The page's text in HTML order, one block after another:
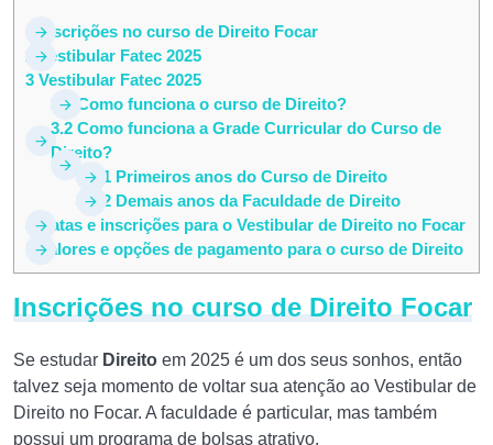
Inscrições no curso de Direito Focar
2 Vestibular Fatec 2025
3 Vestibular Fatec 2025
3.1 Como funciona o curso de Direito?
3.2Como funciona a Grade Curricular do Curso de
Direito?
3.2.1Primeiros anos do Curso de Direito
3.2.2Demais anos da Faculdade de Direito
4 Datas e inscrições para o Vestibular de Direito no Focar
5 Valores e opções de pagamento para o curso de Direito
Inscrições no curso de Direito Focar
Se estudar Direito em 2025 é um dos seus sonhos, então
talvez seja momento de voltar sua atenção ao Vestibular de
Direito no Focar. A faculdade é particular, mas também
possui um programa de bolsas atrativo.